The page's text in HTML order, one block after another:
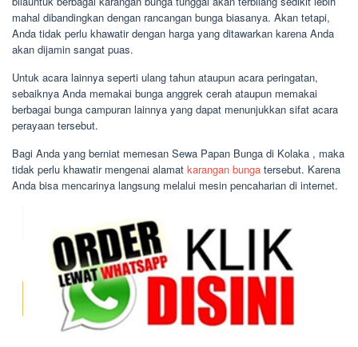
mahal dibandingkan dengan rancangan bunga biasanya. Akan tetapi,
Anda tidak perlu khawatir dengan harga yang ditawarkan karena Anda
akan dijamin sangat puas.
Untuk acara lainnya seperti ulang tahun ataupun acara peringatan,
sebaiknya Anda memakai bunga anggrek cerah ataupun memakai
berbagai bunga campuran lainnya yang dapat menunjukkan sifat acara
perayaan tersebut.
Bagi Anda yang berniat memesan Sewa Papan Bunga di Kolaka , maka
tidak perlu khawatir mengenai alamat karangan bunga tersebut. Karena
Anda bisa mencarinya langsung melalui mesin pencaharian di internet.